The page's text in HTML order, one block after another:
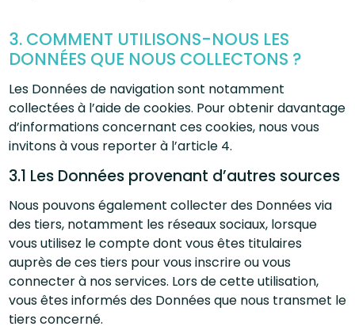
3. COMMENT UTILISONS-NOUS LES
DONNÉES QUE NOUS COLLECTONS ?
Les Données de navigation sont notamment
collectées à l’aide de cookies. Pour obtenir davantage
d’informations concernant ces cookies, nous vous
invitons à vous reporter à l’article 4.
3.1 Les Données provenant d’autres sources
Nous pouvons également collecter des Données via
des tiers, notamment les réseaux sociaux, lorsque
vous utilisez le compte dont vous êtes titulaires
auprès de ces tiers pour vous inscrire ou vous
connecter à nos services. Lors de cette utilisation,
vous êtes informés des Données que nous transmet le
tiers concerné.